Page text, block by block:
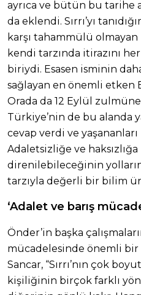
ayrıca ve bütün bu tarihe
da eklendi. Sırrı’yı
karşı tahammülü olmayan
kendi tarzında itirazını
biriydi. Esasen isminin
sağlayan en önemli etken
Orada da 12 Eylül
Türkiye’nin de bu alanda
cevap verdi ve
Adaletsizliğe ve haksızlığa
direnilebileceğinin
tarzıyla değerli bir bilim
‘Adalet ve barış
Önder’in başka
mücadelesinde önemli bir
Sancar, “Sırrı’nın çok
kişiliğinin birçok farklı